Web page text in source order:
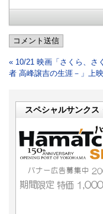
コメント送信
« 10/21 映画「さくら、さ
者 高峰譲吉の生涯－」上
スペシャルサンク